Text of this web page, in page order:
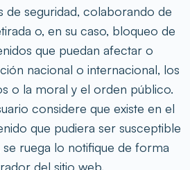
de seguridad, colaborando de
o, en su caso, bloqueo de
que puedan afectar o
nacional o internacional, los
o la moral y el orden público.
considere que existe en el
que pudiera ser susceptible
ruega lo notifique de forma
del sitio web.